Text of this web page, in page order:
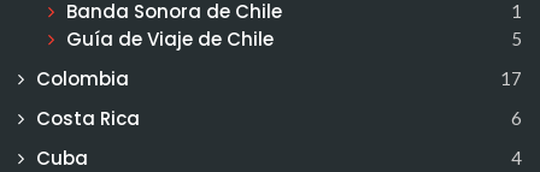
Banda Sonora de Chile 1
Guía de Viaje de Chile 5
Colombia 17
Costa Rica 6
Cuba 4